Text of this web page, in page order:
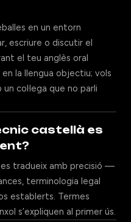
en un entorn
escriure o discutir el
el teu anglès oral
la llengua objectiu; vols
col·lega que no parli
castellà es
tradueix amb precisió —
terminologia legal
establerts. Termes
s’expliquen al primer ús.